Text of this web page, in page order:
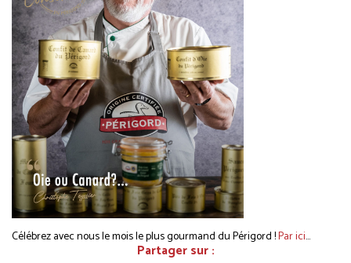
Célébrez avec nous le mois le plus gourmand du Périgord !Par ici...
Partager sur :